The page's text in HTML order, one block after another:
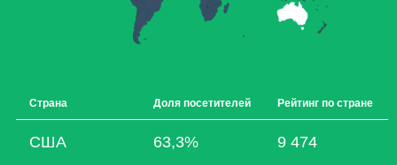
Страна Доля посетителей Рейтинг по стране
США 63,3% 9 474